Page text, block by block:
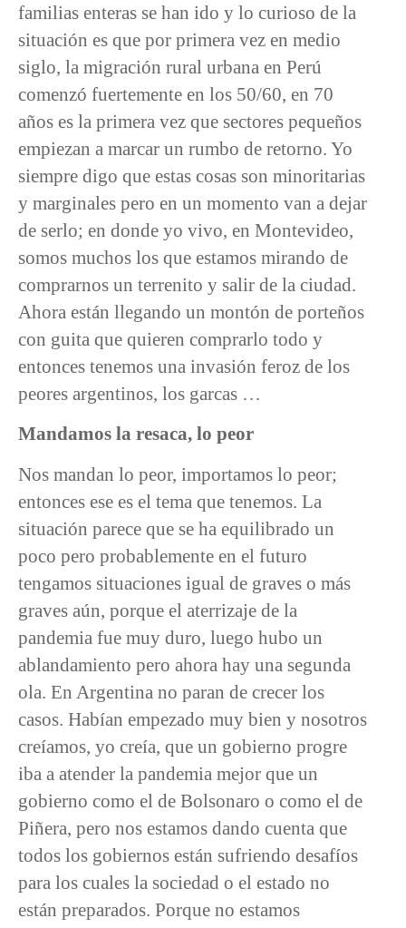
familias enteras se han ido y lo curioso de la
situación es que por primera vez en medio
siglo, la migración rural urbana en Perú
comenzó fuertemente en los 50/60, en 70
años es la primera vez que sectores pequeños
empiezan a marcar un rumbo de retorno. Yo
siempre digo que estas cosas son minoritarias
y marginales pero en un momento van a dejar
de serlo; en donde yo vivo, en Montevideo,
somos muchos los que estamos mirando de
comprarnos un terrenito y salir de la ciudad.
Ahora están llegando un montón de porteños
con guita que quieren comprarlo todo y
entonces tenemos una invasión feroz de los
peores argentinos, los garcas …
Mandamos la resaca, lo peor
Nos mandan lo peor, importamos lo peor;
entonces ese es el tema que tenemos. La
situación parece que se ha equilibrado un
poco pero probablemente en el futuro
tengamos situaciones igual de graves o más
graves aún, porque el aterrizaje de la
pandemia fue muy duro, luego hubo un
ablandamiento pero ahora hay una segunda
ola. En Argentina no paran de crecer los
casos. Habían empezado muy bien y nosotros
creíamos, yo creía, que un gobierno progre
iba a atender la pandemia mejor que un
gobierno como el de Bolsonaro o como el de
Piñera, pero nos estamos dando cuenta que
todos los gobiernos están sufriendo desafíos
para los cuales la sociedad o el estado no
están preparados. Porque no estamos